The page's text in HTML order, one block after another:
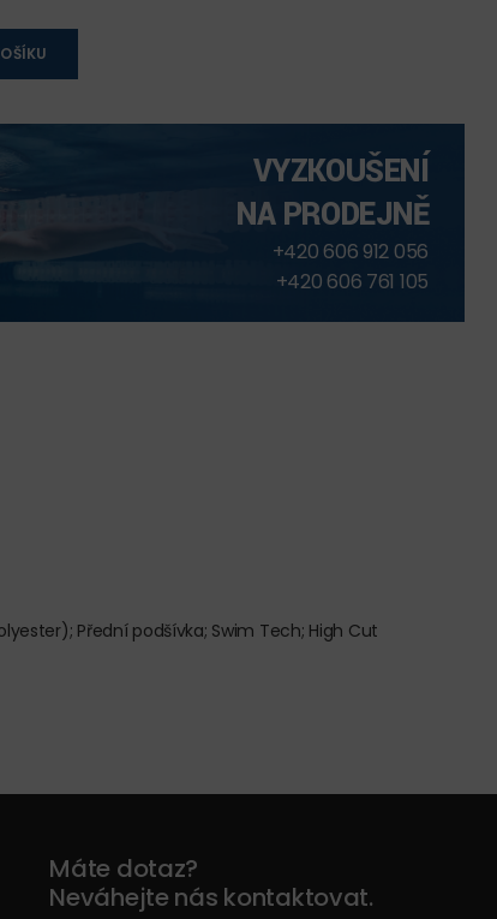
VYZKOUŠENÍ
NA PRODEJNĚ
+420 606 912 056
+420 606 761 105
Přední podšívka; Swim Tech; High Cut
Máte dotaz?
Neváhejte nás kontaktovat.